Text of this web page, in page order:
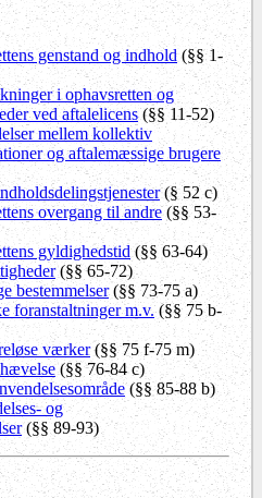
genstand og indhold (§§ 1-
i ophavsretten og
ved aftalelicens(§§ 11-52)
mellem kollektiv
og aftalemæssige brugere
(§ 52 c)
overgang til andre(§§ 53-
gyldighedstid(§§ 63-64)
(§§ 65-72)
bestemmelser(§§ 73-75 a)
foranstaltninger m.v.(§§ 75 b-
værker(§§ 75 f-75 m)
(§§ 76-84 c)
(§§ 85-88 b)
og
(§§ 89-93)